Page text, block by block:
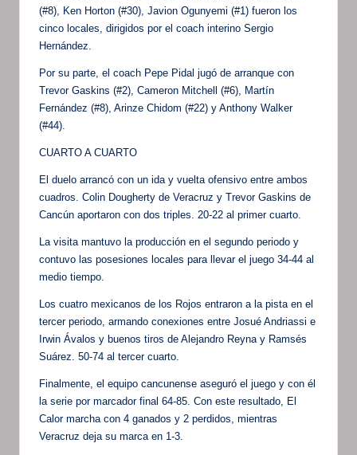
(#8), Ken Horton (#30), Javion Ogunyemi (#1) fueron los
cinco locales, dirigidos por el coach interino Sergio
Hernández.
Por su parte, el coach Pepe Pidal jugó de arranque con
Trevor Gaskins (#2), Cameron Mitchell (#6), Martín
Fernández (#8), Arinze Chidom (#22) y Anthony Walker
(#44).
CUARTO A CUARTO
El duelo arrancó con un ida y vuelta ofensivo entre ambos
cuadros. Colin Dougherty de Veracruz y Trevor Gaskins de
Cancún aportaron con dos triples. 20-22 al primer cuarto.
La visita mantuvo la producción en el segundo periodo y
contuvo las posesiones locales para llevar el juego 34-44 al
medio tiempo.
Los cuatro mexicanos de los Rojos entraron a la pista en el
tercer periodo, armando conexiones entre Josué Andriassi e
Irwin Ávalos y buenos tiros de Alejandro Reyna y Ramsés
Suárez. 50-74 al tercer cuarto.
Finalmente, el equipo cancunense aseguró el juego y con él
la serie por marcador final 64-85. Con este resultado, El
Calor marcha con 4 ganados y 2 perdidos, mientras
Veracruz deja su marca en 1-3.